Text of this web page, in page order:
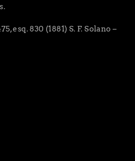
esq. 830 (1881) S. F. Solano –